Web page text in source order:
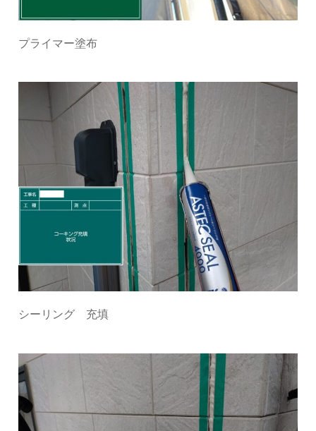
プライマー塗布
シーリング 充填